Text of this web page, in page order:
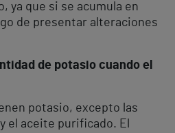
que si se acumula en
de presentar alteraciones
de potasio cuando el
potasio, excepto las
el aceite purificado. El